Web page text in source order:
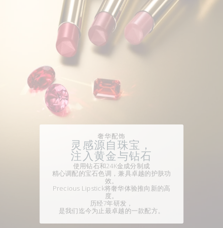
奢华配饰
灵感源自珠宝，
注入黄金与钻石
使用钻石和24K金成分制成
精心调配的宝石色调，兼具卓越的护肤功
效。
Precious Lipstick将奢华体验推向新的高
度。
历经7年研发，
是我们迄今为止最卓越的一款配方。